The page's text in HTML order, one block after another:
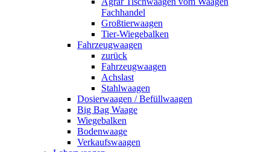
Fachhandel
Großtierwaagen
Tier-Wiegebalken
Fahrzeugwaagen
zurück
Fahrzeugwaagen
Achslast
Stahlwaagen
Dosierwaagen / Befüllwaagen
Big Bag Waage
Wiegebalken
Bodenwaage
Verkaufswaagen